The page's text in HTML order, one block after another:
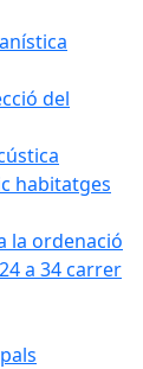
del
habitatges
la ordenació
a 34 carrer